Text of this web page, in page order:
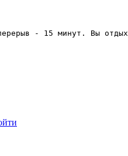
- 15 минут. Вы